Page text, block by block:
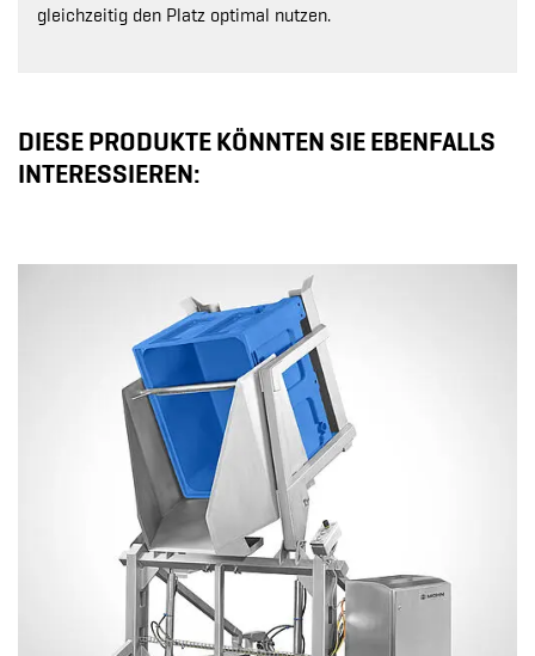
gleichzeitig den Platz optimal nutzen.
DIESE PRODUKTE KÖNNTEN SIE EBENFALLS
INTERESSIEREN: